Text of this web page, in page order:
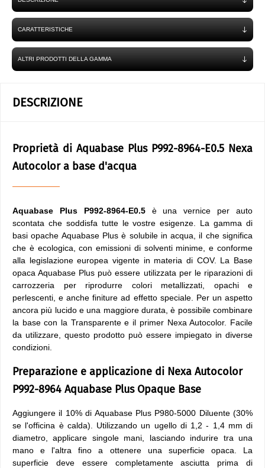
CARATTERISTICHE
ALTRI PRODOTTI DELLA GAMMA
DESCRIZIONE
Proprietà di Aquabase Plus P992-8964-E0.5 Nexa
Autocolor a base d'acqua
Aquabase Plus P992-8964-E0.5è una vernice per auto
scontata che soddisfa tutte le vostre esigenze. La gamma di
basi opache Aquabase Plus è solubile in acqua, il che significa
che è ecologica, con emissioni di solventi minime, e conforme
alla legislazione europea vigente in materia di COV. La Base
opaca Aquabase Plus può essere utilizzata per le riparazioni di
carrozzeria per riprodurre colori metallizzati, opachi e
perlescenti, e anche finiture ad effetto speciale. Per un aspetto
ancora più lucido e una maggiore durata, è possibile combinare
la base con la Transparente e il primer Nexa Autocolor. Facile
da utilizzare, questo prodotto può essere impiegato in diverse
condizioni.
Preparazione e applicazione di Nexa Autocolor
P992-8964 Aquabase Plus Opaque Base
Aggiungere il 10% di Aquabase Plus P980-5000 Diluente (30%
se l'officina è calda). Utilizzando un ugello di 1,2 - 1,4 mm di
diametro, applicare singole mani, lasciando indurire tra una
mano e l'altra fino a ottenere una superficie opaca. La
superficie deve essere completamente asciutta prima di